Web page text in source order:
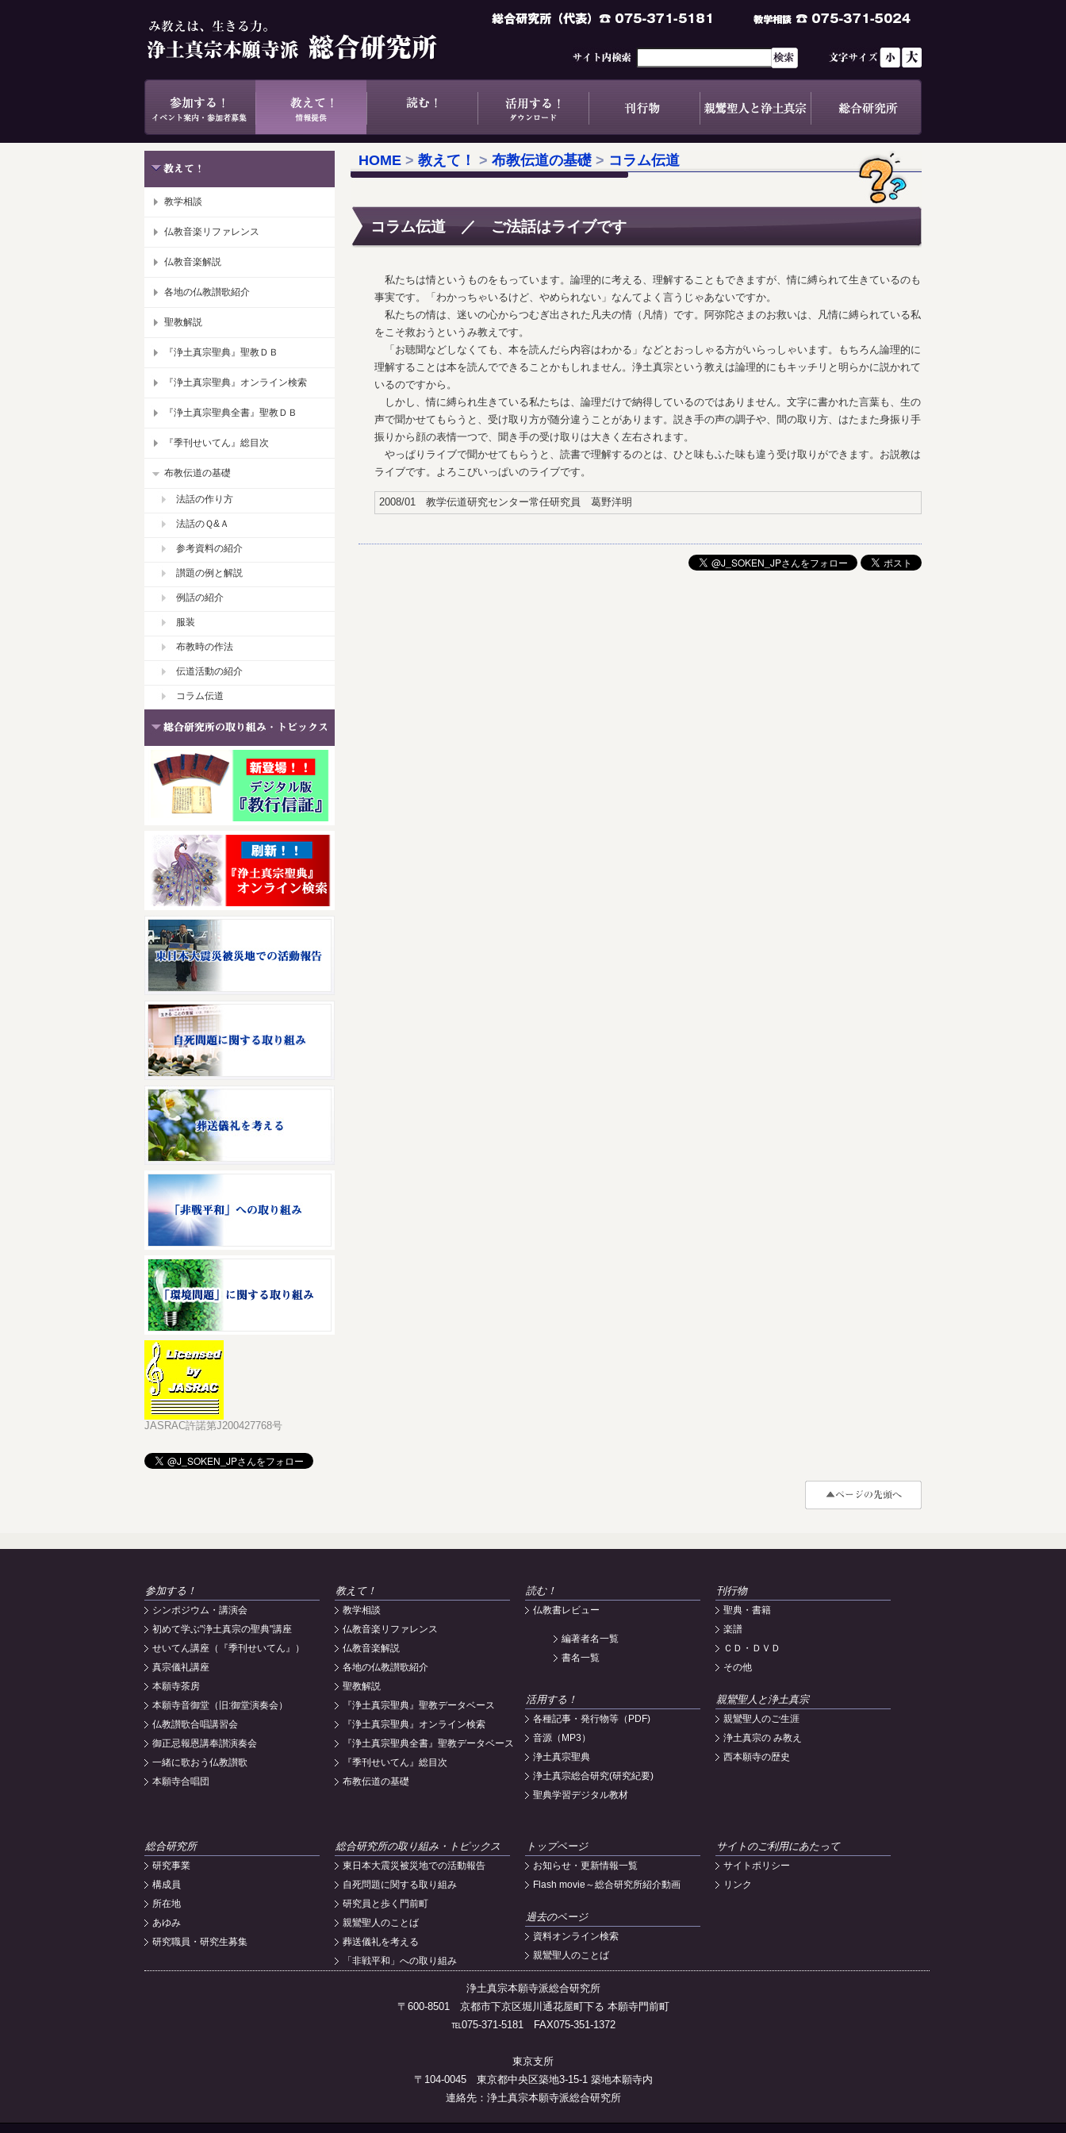
教学相談
仏教音楽リファレンス
仏教音楽解説
各地の仏教讃歌紹介
聖教解説
『浄土真宗聖典』聖教ＤＢ
『浄土真宗聖典』オンライン検索
『浄土真宗聖典全書』聖教ＤＢ
『季刊せいてん』総目次
布教伝道の基礎
法話の作り方
法話のＱ&Ａ
参考資料の紹介
讃題の例と解説
例話の紹介
服装
布教時の作法
伝道活動の紹介
コラム伝道
JASRAC許諾第J200427768号
HOME > 教えて！ > 布教伝道の基礎 > コラム伝道
コラム伝道 ／ ご法話はライブです
私たちは情というものをもっています。論理的に考える、理解することもできますが、情に縛られて生きているのも
事実です。「わかっちゃいるけど、やめられない」なんてよく言うじゃあないですか。
私たちの情は、迷いの心からつむぎ出された凡夫の情（凡情）です。阿弥陀さまのお救いは、凡情に縛られている私
をこそ救おうというみ教えです。
「お聴聞などしなくても、本を読んだら内容はわかる」などとおっしゃる方がいらっしゃいます。もちろん論理的に
理解することは本を読んでできることかもしれません。浄土真宗という教えは論理的にもキッチリと明らかに説かれて
いるのですから。
しかし、情に縛られ生きている私たちは、論理だけで納得しているのではありません。文字に書かれた言葉も、生の
声で聞かせてもらうと、受け取り方が随分違うことがあります。説き手の声の調子や、間の取り方、はたまた身振り手
振りから顔の表情一つで、聞き手の受け取りは大きく左右されます。
やっぱりライブで聞かせてもらうと、読書で理解するのとは、ひと味もふた味も違う受け取りができます。お説教は
ライブです。よろこびいっぱいのライブです。
2008/01 教学伝道研究センター常任研究員 葛野洋明
参加する！
シンポジウム・講演会
初めて学ぶ"浄土真宗の聖典"講座
せいてん講座（『季刊せいてん』）
真宗儀礼講座
本願寺茶房
本願寺音御堂（旧:御堂演奏会）
仏教讃歌合唱講習会
御正忌報恩講奉讃演奏会
一緒に歌おう仏教讃歌
本願寺合唱団
教えて！
教学相談
仏教音楽リファレンス
仏教音楽解説
各地の仏教讃歌紹介
聖教解説
『浄土真宗聖典』聖教データベース
『浄土真宗聖典』オンライン検索
『浄土真宗聖典全書』聖教データベース
『季刊せいてん』総目次
布教伝道の基礎
読む！
仏教書レビュー
編著者名一覧
書名一覧
活用する！
各種記事・発行物等（PDF)
音源（MP3）
浄土真宗聖典
浄土真宗総合研究(研究紀要)
聖典学習デジタル教材
刊行物
聖典・書籍
楽譜
ＣＤ・ＤＶＤ
その他
親鸞聖人と浄土真宗
親鸞聖人のご生涯
浄土真宗の み教え
西本願寺の歴史
総合研究所
研究事業
構成員
所在地
あゆみ
研究職員・研究生募集
総合研究所の取り組み・トピックス
東日本大震災被災地での活動報告
自死問題に関する取り組み
研究員と歩く門前町
親鸞聖人のことば
葬送儀礼を考える
「非戦平和」への取り組み
トップページ
お知らせ・更新情報一覧
Flash movie～総合研究所紹介動画
過去のページ
資料オンライン検索
親鸞聖人のことば
サイトのご利用にあたって
サイトポリシー
リンク
浄土真宗本願寺派総合研究所
〒600-8501 京都市下京区堀川通花屋町下る 本願寺門前町
℡075-371-5181 FAX075-351-1372
東京支所
〒104-0045 東京都中央区築地3-15-1 築地本願寺内
連絡先：浄土真宗本願寺派総合研究所